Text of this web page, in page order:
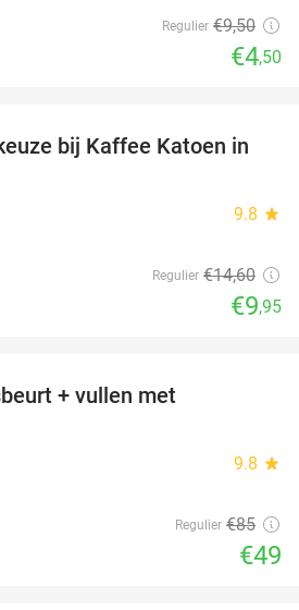
Regulier €9,50
€4,50
32%
bij Kaffee Katoen in
9.8 star
Regulier €14,60
€9,95
+ vullen met
9.8 star
Regulier €85
€49